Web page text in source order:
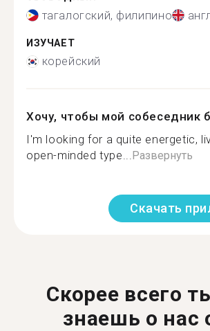
тагалогский, филипино
ИЗУЧАЕТ
корейский
Хочу, чтобы мой собеседник
I'm looking for a quite energetic,
open-minded type...Развернуть
Скачать
Скорее всего
знаешь о нас